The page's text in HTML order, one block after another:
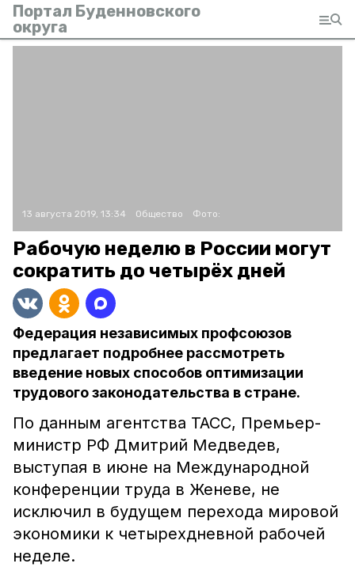
Портал Буденновского
округа
13 августа 2019, 13:34 Общество Фото:
Рабочую неделю в России могут
сократить до четырёх дней
Федерация независимых профсоюзов
предлагает подробнее рассмотреть
введение новых способов оптимизации
трудового законодательства в стране.
По данным агентства ТАСС, Премьер-
министр РФ Дмитрий Медведев,
выступая в июне на Международной
конференции труда в Женеве, не
исключил в будущем перехода мировой
экономики к четырехдневной рабочей
неделе.